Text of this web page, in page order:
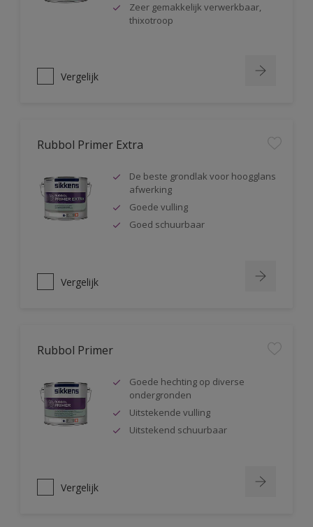
Zeer gemakkelijk verwerkbaar,
thixotroop
Vergelijk
Rubbol Primer Extra
De beste grondlak voor hoogglans
afwerking
Goede vulling
Goed schuurbaar
Vergelijk
Rubbol Primer
Goede hechting op diverse
ondergronden
Uitstekende vulling
Uitstekend schuurbaar
Vergelijk